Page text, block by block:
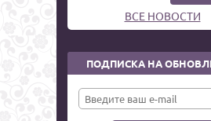
ВСЕ НОВОСТИ
ПОДПИСКА НА